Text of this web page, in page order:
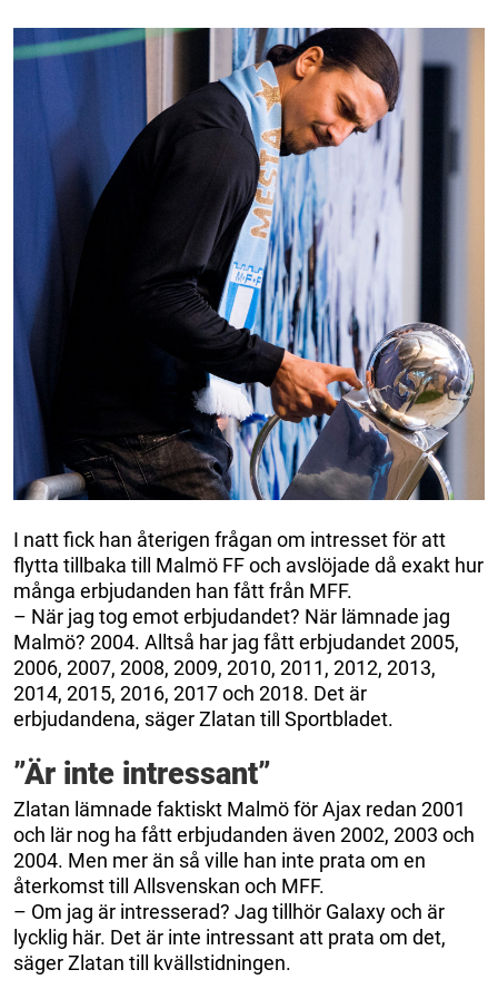
I natt fick han återigen frågan om intresset för att
flytta tillbaka till Malmö FF och avslöjade då exakt hur
många erbjudanden han fått från MFF.
– När jag tog emot erbjudandet? När lämnade jag
Malmö? 2004. Alltså har jag fått erbjudandet 2005,
2006, 2007, 2008, 2009, 2010, 2011, 2012, 2013,
2014, 2015, 2016, 2017 och 2018. Det är
erbjudandena, säger Zlatan till Sportbladet.
”Är inte intressant”
Zlatan lämnade faktiskt Malmö för Ajax redan 2001
och lär nog ha fått erbjudanden även 2002, 2003 och
2004. Men mer än så ville han inte prata om en
återkomst till Allsvenskan och MFF.
– Om jag är intresserad? Jag tillhör Galaxy och är
lycklig här. Det är inte intressant att prata om det,
säger Zlatan till kvällstidningen.